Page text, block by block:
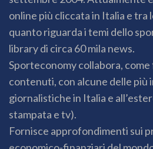
online più cliccata in Italia e tra
quanto riguarda i temi dello
library di circa 60 mila news.
Sporteconomy collabora,
contenuti, con alcune delle
giornalistiche in Italia e
stampata e tv).
Fornisce approfondimenti sui